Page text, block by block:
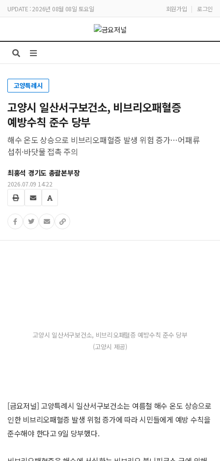
UPDATE : 2026년 08월 08일 토요일 회원가입 | 로그인
고양특례시
고양시 일산서구보건소, 비브리오패혈증
예방수칙 준수 당부
해수 온도 상승으로 비브리오패혈증 발생 위험 증가…어패류
섭취·바닷물 접촉 주의
최홍석 경기도 총괄본부장
2026.07.09 14:22
고양시 일산서구보건소, 비브리오패혈증 예방수칙 준수 당부
(고양시 제공)
[금요저널] 고양특례시 일산서구보건소는 여름철 해수 온도 상승으로
인한 비브리오패혈증 발생 위험 증가에 따라 시민들에게 예방 수칙을
준수해야 한다고 9일 당부했다.